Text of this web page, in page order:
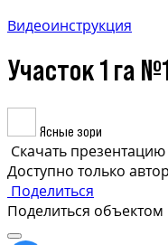
Видеоинструкция
Участок 1 га
Ясные зори
Скачать презентацию
Доступно только
Поделиться
Поделиться объектом